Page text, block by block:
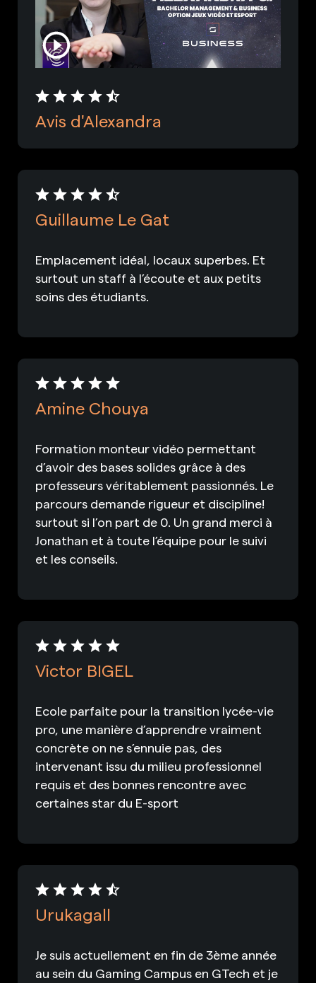
Avis d'Alexandra
Guillaume Le Gat
Emplacement idéal, locaux superbes. Et
surtout un staff à l’écoute et aux petits
soins des étudiants.
Amine Chouya
Formation monteur vidéo permettant
d’avoir des bases solides grâce à des
professeurs véritablement passionnés. Le
parcours demande rigueur et discipline!
surtout si l’on part de 0. Un grand merci à
Jonathan et à toute l’équipe pour le suivi
et les conseils.
Victor BIGEL
Ecole parfaite pour la transition lycée-vie
pro, une manière d’apprendre vraiment
concrète on ne s’ennuie pas, des
intervenant issu du milieu professionnel
requis et des bonnes rencontre avec
certaines star du E-sport
Urukagall
Je suis actuellement en fin de 3ème année
au sein du Gaming Campus en GTech et je